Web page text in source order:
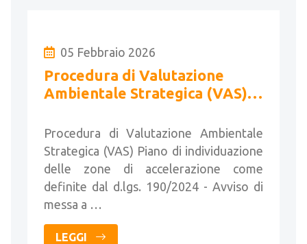
05 Febbraio 2026
Procedura di Valutazione
Ambientale Strategica (VAS) -
Forum Pubblico
Procedura di Valutazione Ambientale
Strategica (VAS) Piano di individuazione
delle zone di accelerazione come
definite dal d.lgs. 190/2024 - Avviso di
messa a …
LEGGI